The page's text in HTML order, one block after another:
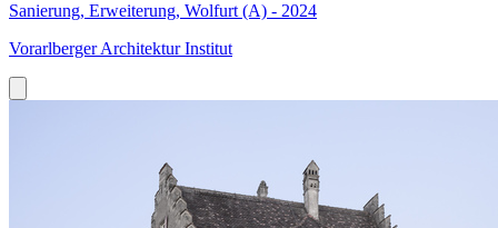
Sanierung, Erweiterung, Wolfurt (A) - 2024
Vorarlberger Architektur Institut